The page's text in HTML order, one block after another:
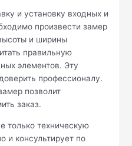
и установку входных и
произвести замер
и ширины
правильную
элементов. Эту
профессионалу.
позволит
заказ.
только техническую
и консультирует по